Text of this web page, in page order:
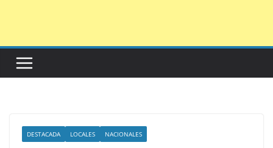
DESTACADA LOCALES NACIONALES